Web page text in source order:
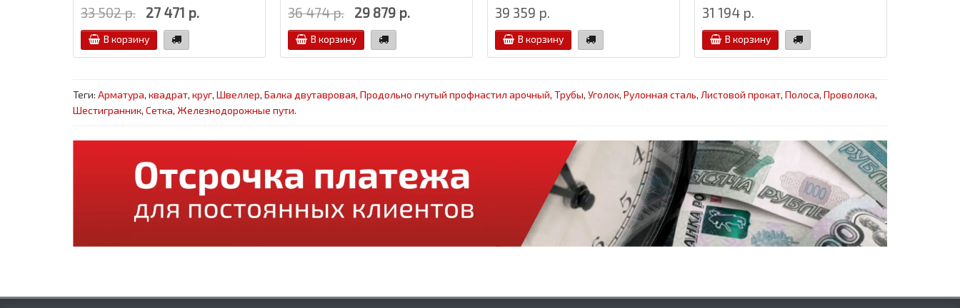
33 502 р. 27 471 р.
В корзину
36 474 р. 29 879 р.
В корзину
39 359 р.
В корзину
31 194 р.
В корзину
Теги: Арматура, квадрат, круг, Швеллер, Балка двутавровая, Продольно гнутый профнастил арочный, Трубы, Уголок, Рулонная сталь, Листовой прокат, Полоса, Проволока,
Шестигранник, Сетка, Железнодорожные пути.